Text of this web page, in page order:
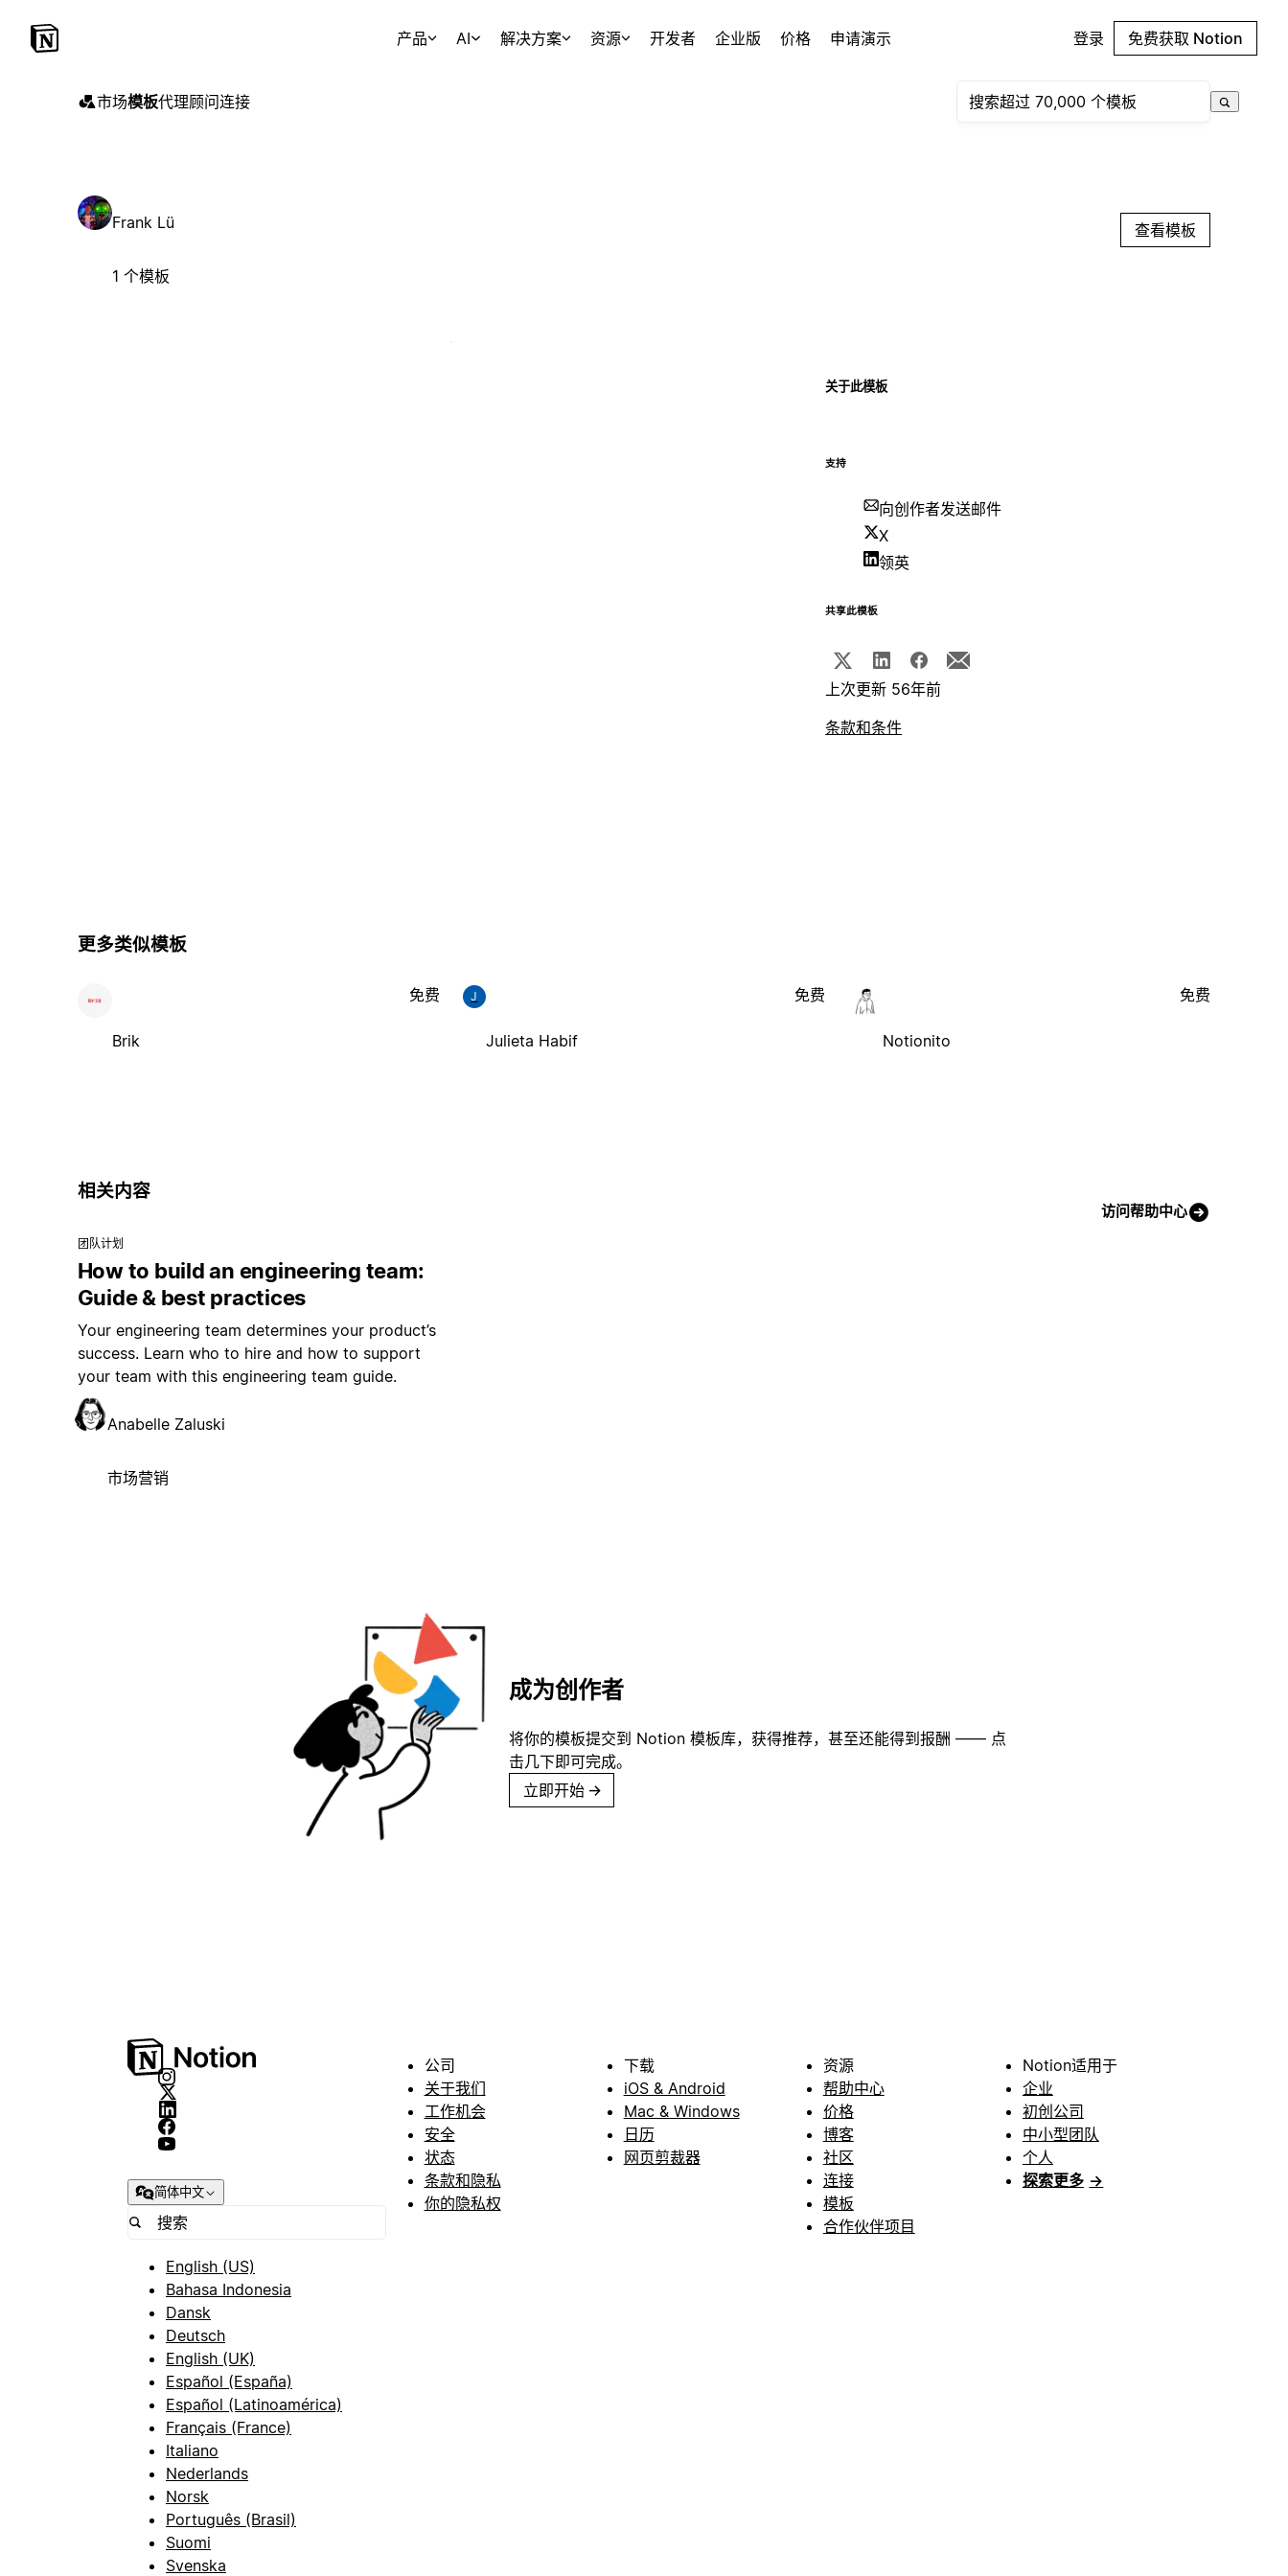
产品 AI 解决方案 资源 开发者 企业版 价格 申请演示 登录 免费获取 Notion
市场模板代理顾问连接
Frank Lü
1 个模板
查看模板
关于此模板
支持
向创作者发送邮件
X
领英
共享此模板
上次更新 56年前
条款和条件
更多类似模板
Brik
免费 J
Julieta Habif
免费
Notionito
免费
相关内容
访问帮助中心
团队计划
How to build an engineering team:
Guide & best practices
Your engineering team determines your product’s
success. Learn who to hire and how to support
your team with this engineering team guide.
Anabelle Zaluski
市场营销
成为创作者
将你的模板提交到 Notion 模板库，获得推荐，甚至还能得到报酬 —— 点
击几下即可完成。
立即开始 →
简体中文
English (US)
Bahasa Indonesia
Dansk
Deutsch
English (UK)
Español (España)
Español (Latinoamérica)
Français (France)
Italiano
Nederlands
Norsk
Português (Brasil)
Suomi
Svenska
公司
关于我们
工作机会
安全
状态
条款和隐私
你的隐私权
下载
iOS & Android
Mac & Windows
日历
网页剪裁器
资源
帮助中心
价格
博客
社区
连接
模板
合作伙伴项目
Notion适用于
企业
初创公司
中小型团队
个人
探索更多 →